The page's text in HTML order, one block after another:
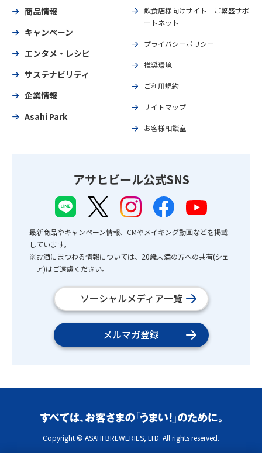
商品情報
キャンペーン
エンタメ・レシピ
サステナビリティ
企業情報
Asahi Park
飲食店様向けサイト「ご繁盛サポ
ートネット」
プライバシーポリシー
推奨環境
ご利用規約
サイトマップ
お客様相談室
アサヒビール公式SNS
最新商品やキャンペーン情報、CMやメイキング動画などを掲載
しています。
※お酒にまつわる情報については、20歳未満の方への共有(シェ
ア)はご遠慮ください。
ソーシャルメディア一覧
メルマガ登録
Copyright © ASAHI BREWERIES, LTD. All rights reserved.